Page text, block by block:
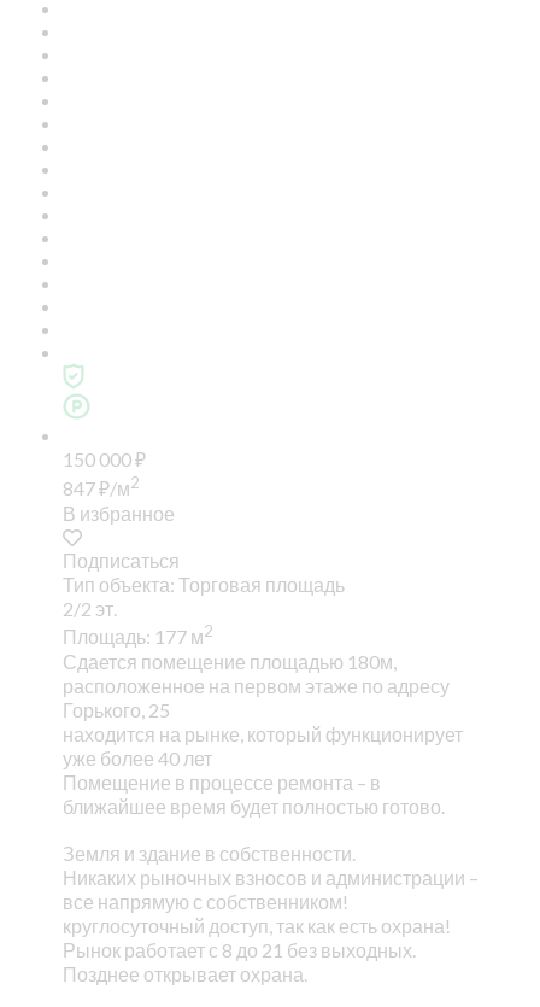
150 000₽
847₽/м2
В избранное
Подписаться
Тип объекта: Торговая площадь
2/2 эт.
Площадь: 177 м2
Сдается помещение площадью 180м,
расположенное на первом этаже по адресу
Горького, 25
находится на рынке, который функционирует
уже более 40 лет
Помещение в процессе ремонта – в
ближайшее время будет полностью готово.
Земля и здание в собственности.
Никаких рыночных взносов и администрации –
все напрямую с собственником!
круглосуточный доступ, так как есть охрана!
Рынок работает с 8 до 21 без выходных.
Позднее открывает охрана.